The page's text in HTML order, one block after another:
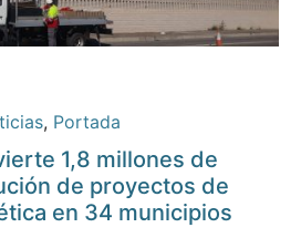
, Portada
1,8 millones de
de proyectos de
en 34 municipios